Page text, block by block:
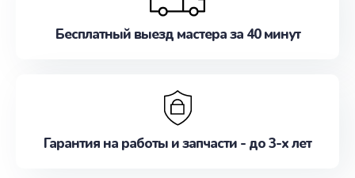
Бесплатный выезд мастера за 40 минут
Гарантия на работы и запчасти - до 3-х лет